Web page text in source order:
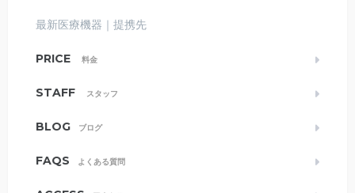
最新医療機器｜提携先
PRICE 料金
STAFF スタッフ
BLOG ブログ
FAQS よくある質問